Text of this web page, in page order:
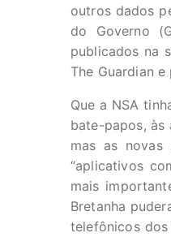
outros dados
do Governo
publicados na
The Guardian
Que a NSA
bate-papos, às
mas as novas
“aplicativos
mais
Bretanha
telefônicos dos